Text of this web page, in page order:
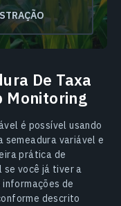
De Taxa
Monitoring
é possível usando
semeadura variável e
prática de
você já tiver a
de
descrito